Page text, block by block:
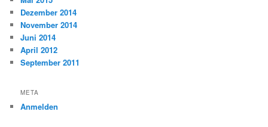
Dezember 2014
November 2014
Juni 2014
April 2012
September 2011
META
Anmelden